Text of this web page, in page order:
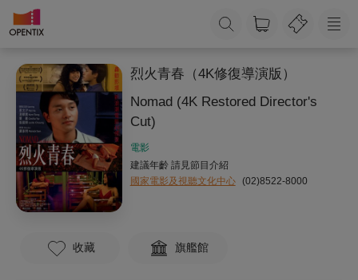
烈火青春（4K修復導演版）
Nomad (4K Restored Director's
Cut)
電影
建議年齡 請見節目介紹
國家電影及視聽文化中心 (02)8522-8000
收藏 旗艦館